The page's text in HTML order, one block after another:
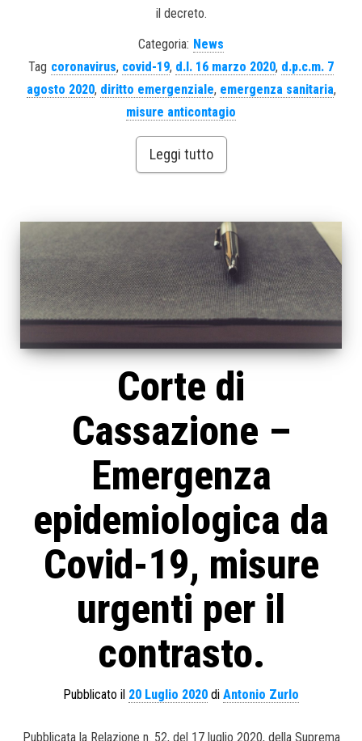
il decreto.
Categoria: News
Tag coronavirus, covid-19, d.l. 16 marzo 2020, d.p.c.m. 7
agosto 2020, diritto emergenziale, emergenza sanitaria,
misure anticontagio
Leggi tutto
Corte di
Cassazione –
Emergenza
epidemiologica da
Covid-19, misure
urgenti per il
contrasto.
Pubblicato il 20 Luglio 2020 di Antonio Zurlo
Pubblicata la Relazione n. 52, del 17 luglio 2020, della Suprema